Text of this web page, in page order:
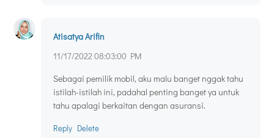
Atisatya Arifin
11/17/2022 08:03:00 PM
Sebagai pemilik mobil, aku malu banget nggak tahu
istilah-istilah ini, padahal penting banget ya untuk
tahu apalagi berkaitan dengan asuransi.
Reply Delete